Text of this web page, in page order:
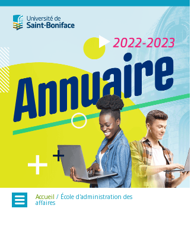
Menu Accueil / École d'administration des
affaires